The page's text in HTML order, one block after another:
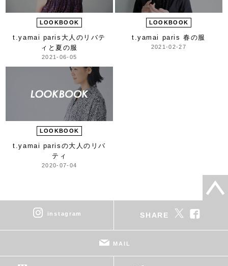
LOOKBOOK
t.yamai paris 大人のリバテ
ィと夏の服
2021-06-05
LOOKBOOK
t.yamai paris 春の服
2021-02-27
LOOKBOOK
t.yamai parisの大人のリバ
ティ
2020-07-04
instagram SHARE
MAIL